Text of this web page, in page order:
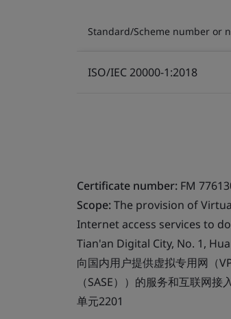
Standard/Scheme number or
ISO/IEC 20000-1:2018
Certificate number: FM
Scope:The provision of
Internet access services to
Tian'an Digital City, No. 1,
向国内用户提供虚拟专用网（
（SASE））的服务和互联网
单元2201